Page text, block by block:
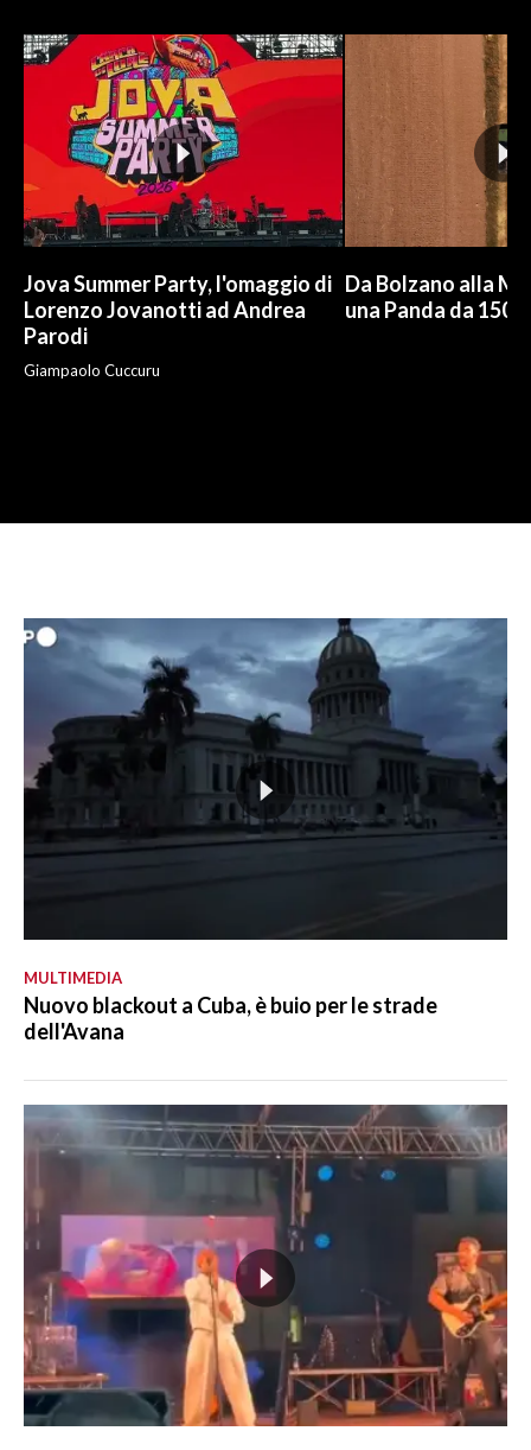
Jova Summer Party, l'omaggio di
Lorenzo Jovanotti ad Andrea
Parodi
Giampaolo Cuccuru
Da Bolzano alla
una Panda da 150
MULTIMEDIA
Nuovo blackout a Cuba, è buio per le strade
dell'Avana